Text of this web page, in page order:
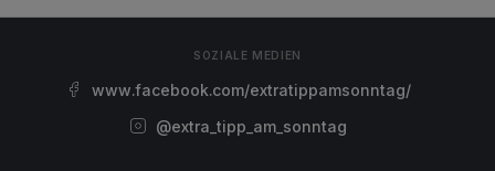
SOZIALE MEDIEN
www.facebook.com/extratippamsonntag/
@extra_tipp_am_sonntag